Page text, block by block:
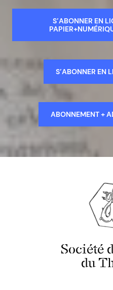
S’ABONNER EN
S’ABONNER EN
ABONNEMENT +
Société
du